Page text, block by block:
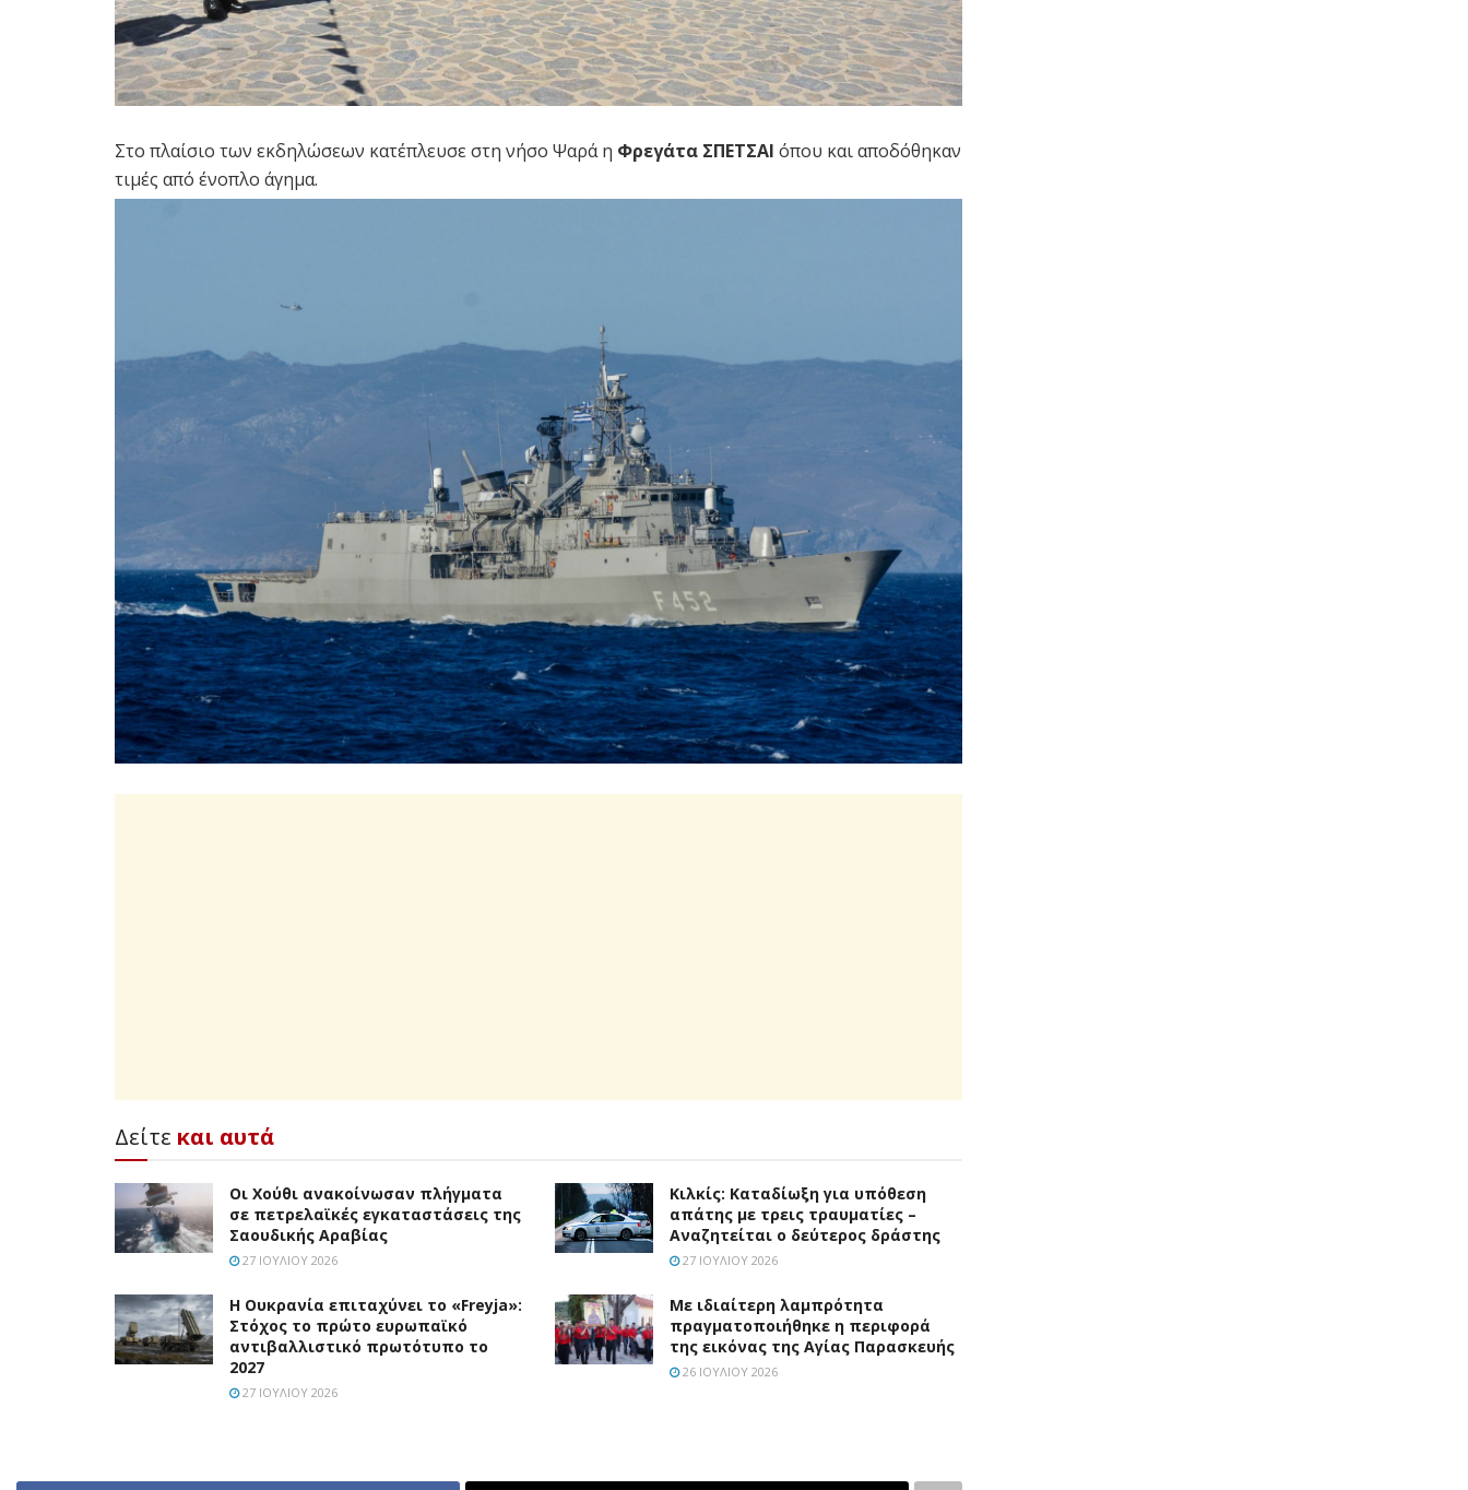
Στο πλαίσιο των εκδηλώσεων κατέπλευσε στη νήσο Ψαρά η Φρεγάτα ΣΠΕΤΣΑΙ όπου και αποδόθηκαν
τιμές από ένοπλο άγημα.
Δείτε και αυτά
Οι Χούθι ανακοίνωσαν πλήγματα
σε πετρελαϊκές εγκαταστάσεις της
Σαουδικής Αραβίας
27 ΙΟΥΛΊΟΥ 2026
Κιλκίς: Καταδίωξη για υπόθεση
απάτης με τρεις τραυματίες –
Αναζητείται ο δεύτερος δράστης
27 ΙΟΥΛΊΟΥ 2026
Η Ουκρανία επιταχύνει το «Freyja»:
Στόχος το πρώτο ευρωπαϊκό
αντιβαλλιστικό πρωτότυπο το
2027
27 ΙΟΥΛΊΟΥ 2026
Με ιδιαίτερη λαμπρότητα
πραγματοποιήθηκε η περιφορά
της εικόνας της Αγίας Παρασκευής
26 ΙΟΥΛΊΟΥ 2026